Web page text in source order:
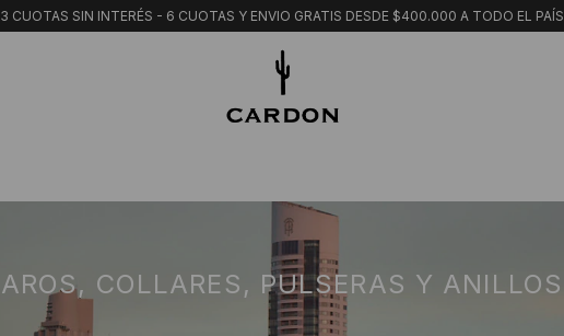
3 CUOTAS SIN INTERÉS - 6 CUOTAS Y ENVIO GRATIS DESDE $400.000 A TODO EL PAÍS
AROS, COLLARES, PULSERAS Y ANILLOS